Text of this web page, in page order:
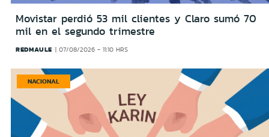
Movistar perdió 53 mil clientes y Claro sumó 70
mil en el segundo trimestre
REDMAULE 07/08/2026 - 11:10 HRS
NACIONAL